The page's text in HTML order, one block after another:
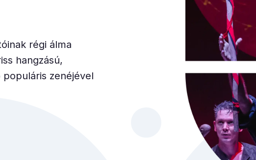
régi álma
hangzású,
zenéjével